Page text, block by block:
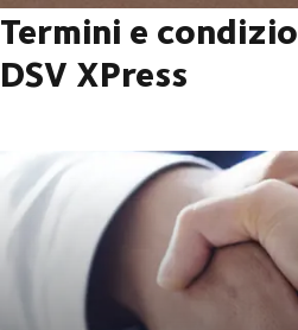
Termini e
DSV XPress